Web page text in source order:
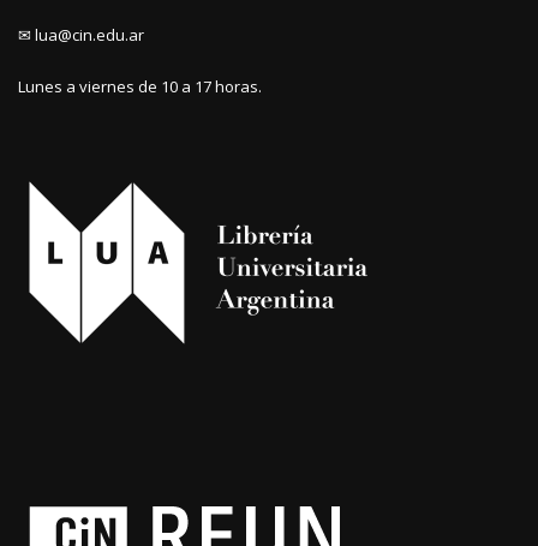
✉ lua@cin.edu.ar
Lunes a viernes de 10 a 17 horas.